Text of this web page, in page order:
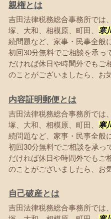
親権とは
吉田法律税務総合事務所では
塚、大和、相模原、町田、 寒
続問題など、家事・民事全般
初回30分無料でご相談を承っ
だければ休日や時間外でもご
のことがございましたら、お
内容証明郵便とは
吉田法律税務総合事務所では
塚、大和、相模原、町田、 寒
続問題など、家事・民事全般
初回30分無料でご相談を承っ
だければ休日や時間外でもご
のことがございましたら、お
自己破産とは
吉田法律税務総合事務所では